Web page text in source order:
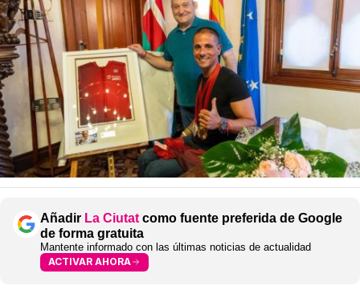
Añadir La Ciutat como fuente preferida de Google
de forma gratuita
Mantente informado con las últimas noticias de actualidad
ACTIVAR AHORA